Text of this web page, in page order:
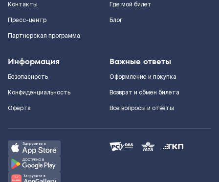
Контакты
Пресс-центр
Партнерская программа
Где мой билет
Блог
Информация
Безопасность
Конфиденциальность
Оферта
Важные ответы
Оформление и покупка
Возврат и обмен билета
Все вопросы и ответы